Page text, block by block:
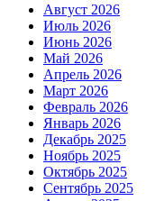
Август 2026
Июль 2026
Июнь 2026
Май 2026
Апрель 2026
Март 2026
Февраль 2026
Январь 2026
Декабрь 2025
Ноябрь 2025
Октябрь 2025
Сентябрь 2025